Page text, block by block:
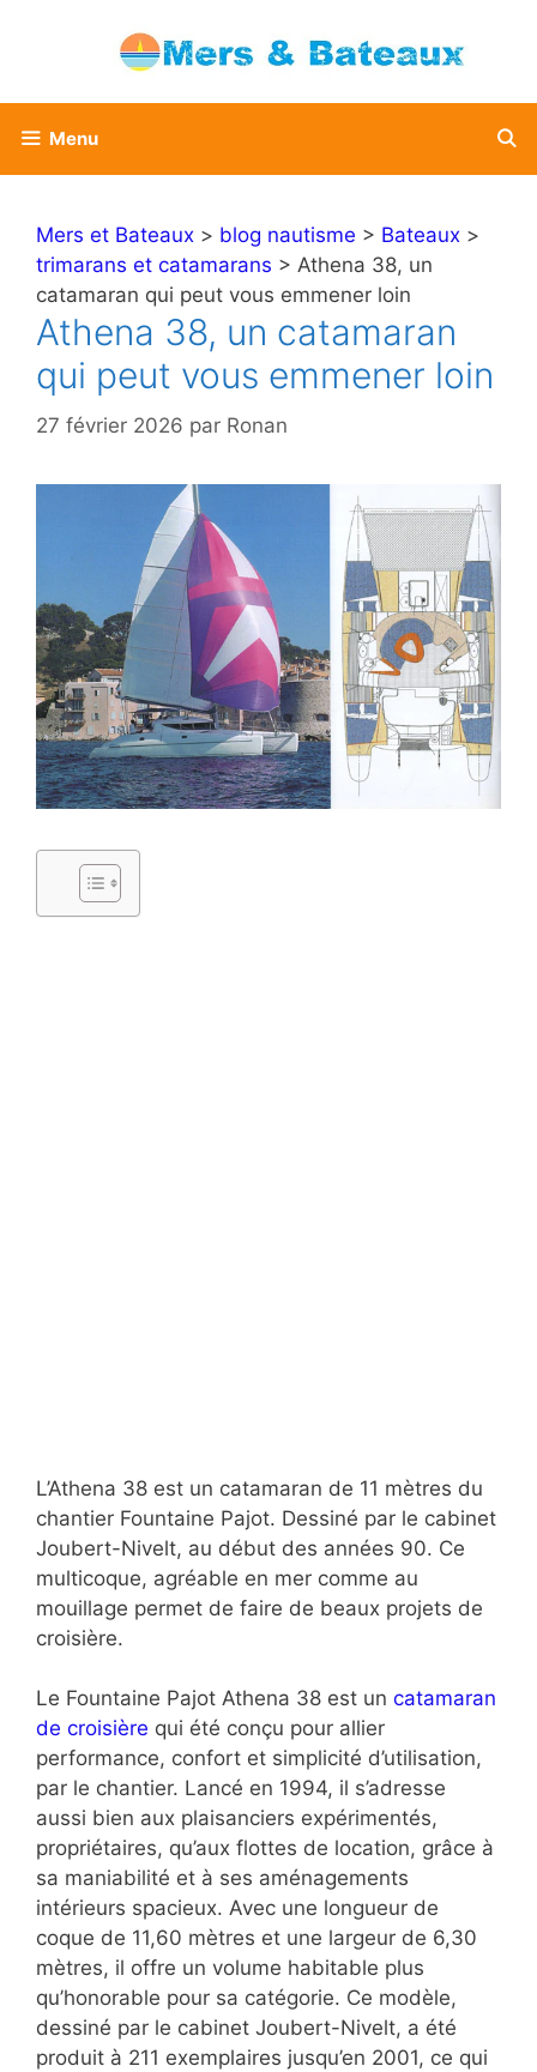
Menu
Mers et Bateaux > blog nautisme > Bateaux >
trimarans et catamarans > Athena 38, un
catamaran qui peut vous emmener loin
Athena 38, un catamaran
qui peut vous emmener loin
27 février 2026 par Ronan
L’Athena 38 est un catamaran de 11 mètres du
chantier Fountaine Pajot. Dessiné par le cabinet
Joubert-Nivelt, au début des années 90. Ce
multicoque, agréable en mer comme au
mouillage permet de faire de beaux projets de
croisière.
Le Fountaine Pajot Athena 38 est un catamaran
de croisière qui été conçu pour allier
performance, confort et simplicité d’utilisation,
par le chantier. Lancé en 1994, il s’adresse
aussi bien aux plaisanciers expérimentés,
propriétaires, qu’aux flottes de location, grâce à
sa maniabilité et à ses aménagements
intérieurs spacieux. Avec une longueur de
coque de 11,60 mètres et une largeur de 6,30
mètres, il offre un volume habitable plus
qu’honorable pour sa catégorie. Ce modèle,
dessiné par le cabinet Joubert-Nivelt, a été
produit à 211 exemplaires jusqu’en 2001, ce qui